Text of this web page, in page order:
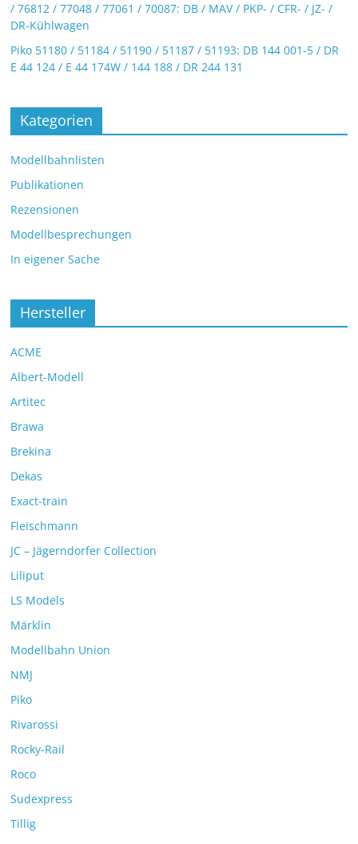
/ 76812 / 77048 / 77061 / 70087: DB / MAV / PKP- / CFR- / JZ- /
DR-Kühlwagen
Piko 51180 / 51184 / 51190 / 51187 / 51193: DB 144 001-5 / DR
E 44 124 / E 44 174W / 144 188 / DR 244 131
Kategorien
Modellbahnlisten
Publikationen
Rezensionen
Modellbesprechungen
In eigener Sache
Hersteller
ACME
Albert-Modell
Artitec
Brawa
Brekina
Dekas
Exact-train
Fleischmann
JC – Jägerndorfer Collection
Liliput
LS Models
Märklin
Modellbahn Union
NMJ
Piko
Rivarossi
Rocky-Rail
Roco
Sudexpress
Tillig